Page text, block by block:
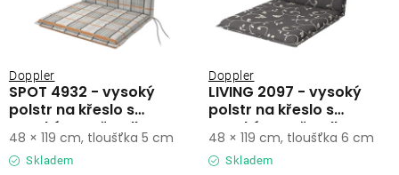
ů
SPOT 4932 - vysoký
polstr na křeslo s
vysokým opěradlem
Doppler
Skladem
48 × 119 cm, tloušťka 5 cm
LIVING 2097 - vysoký
polstr na křeslo s
vysokým opěradlem
Doppler
Skladem
48 × 119 cm, tloušťka 6 cm